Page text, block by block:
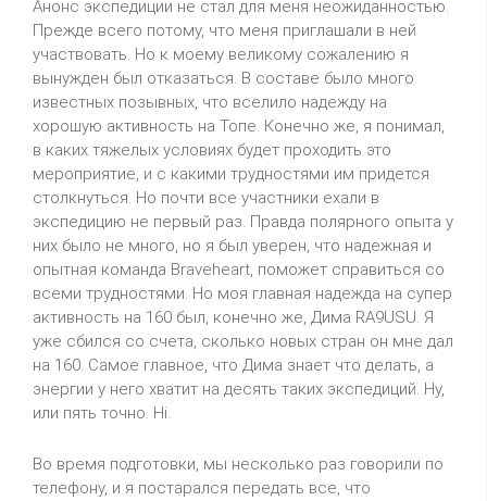
Анонс экспедиции не стал для меня неожиданностью.
Прежде всего потому, что меня приглашали в ней
участвовать. Но к моему великому сожалению я
вынужден был отказаться. В составе было много
известных позывных, что вселило надежду на
хорошую активность на Топе. Конечно же, я понимал,
в каких тяжелых условиях будет проходить это
мероприятие, и с какими трудностями им придется
столкнуться. Но почти все участники ехали в
экспедицию не первый раз. Правда полярного опыта у
них было не много, но я был уверен, что надежная и
опытная команда Braveheart, поможет справиться со
всеми трудностями. Но моя главная надежда на супер
активность на 160 был, конечно же, Дима RA9USU. Я
уже сбился со счета, сколько новых стран он мне дал
на 160. Самое главное, что Дима знает что делать, а
энергии у него хватит на десять таких экспедиций. Ну,
или пять точно. Hi.
Во время подготовки, мы несколько раз говорили по
телефону, и я постарался передать все, что